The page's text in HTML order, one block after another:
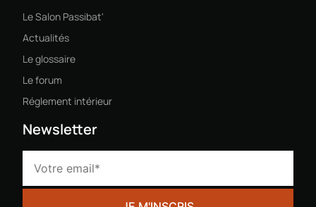
Le Salon Passibat'
Actualités
Le glossaire
Le forum
Réglement intérieur
Newsletter